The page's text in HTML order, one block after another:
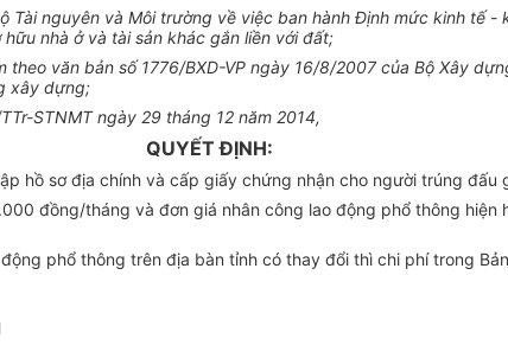
Tài nguyên và Môi trường về việc ban hành Định mức kinh tế
nhà ở và tài sản khác gắn liền với đất;
văn bản số 1776/BXD-VP ngày 16/8/2007 của Bộ Xây
xây dựng;
STNMT ngày 29 tháng 12 năm 2014,
QUYẾT ĐỊNH:
hồ sơ địa chính và cấp giấy chứng nhận cho người trúng
đồng/tháng và đơn giá nhân công lao động phổ thông
phổ thông trên địa bàn tỉnh có thay đổi thì chi phí trong